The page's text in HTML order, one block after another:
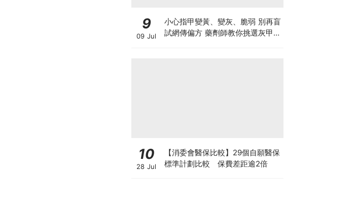
9
09 Jul
小心指甲變黃、變灰、脆弱 別再盲
試網傳偏方 藥劑師教你挑選灰甲產
10
28 Jul
【消委會醫保比較】29個自願醫保
標準計劃比較 保費差距逾2倍